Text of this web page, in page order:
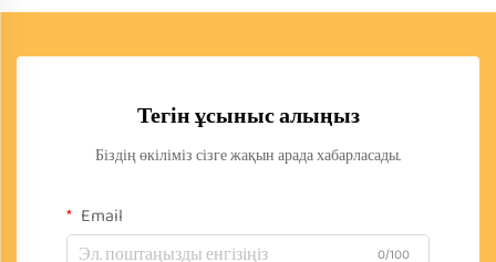
Тегін ұсыныс алыңыз
Біздің өкіліміз сізге жақын арада хабарласады.
Email
0/100